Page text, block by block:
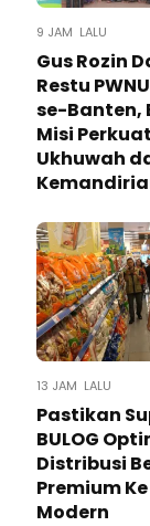
9 JAM LALU
Gus Rozin
Restu
se-Banten,
Misi Perkuat
Ukhuwah
13 JAM LALU
Pastikan
BULOG
Distribusi
Premium
Modern